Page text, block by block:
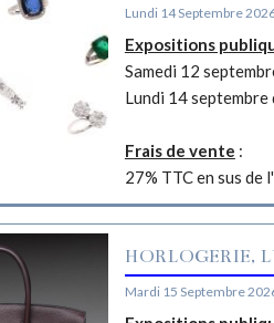
Lundi 14 Septembre
Expositions
Samedi 12
Lundi 14 septembre
Frais de vente :
27% TTC en sus de
HORLOGERIE,
Mardi 15 Septembre